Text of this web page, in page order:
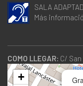
SALA
Más
COMO LLEGAR: C/
+